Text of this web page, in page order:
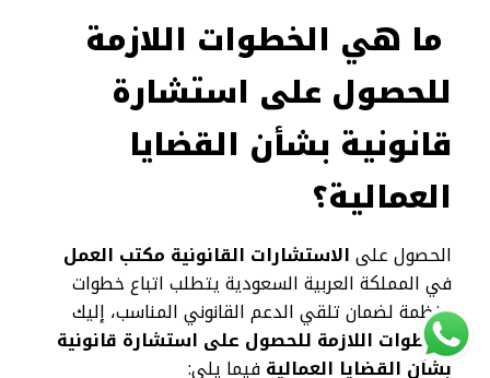
ما هي الخطوات اللازمة
للحصول على استشارة
قانونية بشأن القضايا
العمالية؟
الحصول علىالاستشارات القانونية مكتب العمل
في المملكة العربية السعودية يتطلب اتباع خطوات
منظمة لضمان تلقي الدعم القانوني المناسب، إليك
الخطوات اللازمة للحصول على استشارة قانونية
بشأن القضايا العماليةفيما يلي: